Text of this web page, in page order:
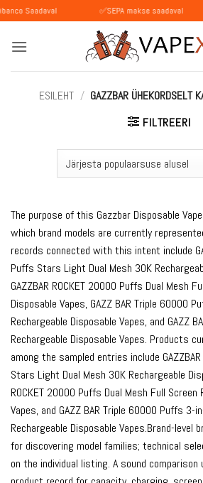
Skip
to
content
✅SEPA makse saadaval
ESILEHT / GAZZBAR ÜHEKORDSELT
FILTREERI
The purpose of this Gazzbar Disposable
which brand models are currently
records connected with this intent include
Puffs Stars Light Dual Mesh 30K
GAZZBAR ROCKET 20000 Puffs Dual Mesh
Disposable Vapes, GAZZ BAR Triple 60000
Rechargeable Disposable Vapes, and GAZZ
Rechargeable Disposable Vapes. Products
among the sampled entries include
Stars Light Dual Mesh 30K Rechargeable
ROCKET 20000 Puffs Dual Mesh Full Screen
Vapes, and GAZZ BAR Triple 60000 Puffs 3-
Rechargeable Disposable Vapes.Brand-
for discovering model families; technical
on the individual listing. A sound comparison